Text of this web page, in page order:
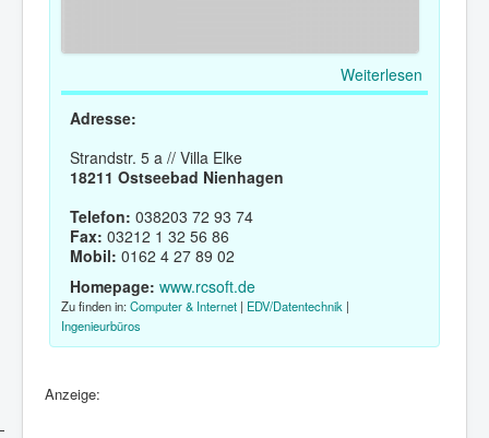
Weiterlesen
Adresse:
Strandstr. 5 a // Villa Elke
18211 Ostseebad Nienhagen
Telefon: 038203 72 93 74
Fax: 03212 1 32 56 86
Mobil: 0162 4 27 89 02
Homepage: www.rcsoft.de
Zu finden in:Computer & Internet | EDV/Datentechnik |
Ingenieurbüros
Anzeige: